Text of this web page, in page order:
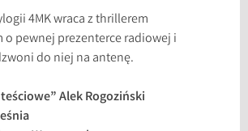
4MK wraca z thrillerem
o pewnej prezenterce radiowej i
do niej na antenę.
Alek Rogoziński